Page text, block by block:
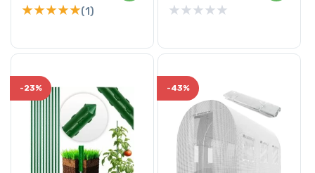
★★★★★(1) ★★★★★
-23% -43%